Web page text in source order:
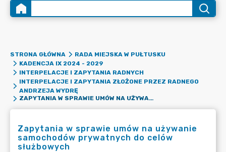
STRONA GŁÓWNA
RADA MIEJSKA W PUŁTUSKU
KADENCJA IX 2024 - 2029
INTERPELACJE I ZAPYTANIA RADNYCH
INTERPELACJE I ZAPYTANIA ZŁOŻONE PRZEZ RADNEGO
ANDRZEJA WYDRĘ
ZAPYTANIA W SPRAWIE UMÓW NA UŻYWANIE SAMOCHODÓW PRYWATNYCH DO CELÓW SŁUŻBOWYCH
Zapytania w sprawie umów na używanie
samochodów prywatnych do celów
służbowych